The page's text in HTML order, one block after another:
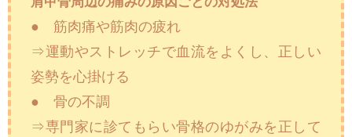
● 筋肉痛や筋肉の疲れ
⇒運動やストレッチで血流をよくし、正しい
姿勢を心掛ける
● 骨の不調
⇒専門家に診てもらい骨格のゆがみを正して